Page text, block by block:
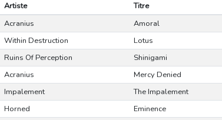
Artiste Titre
Acranius Amoral
Within Destruction Lotus
Ruins Of Perception Shinigami
Acranius Mercy Denied
Impalement The Impalement
Horned Eminence